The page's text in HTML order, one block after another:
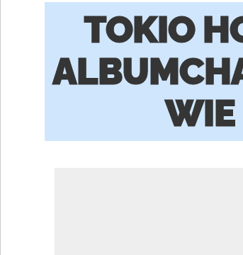
TOKIO
WIE